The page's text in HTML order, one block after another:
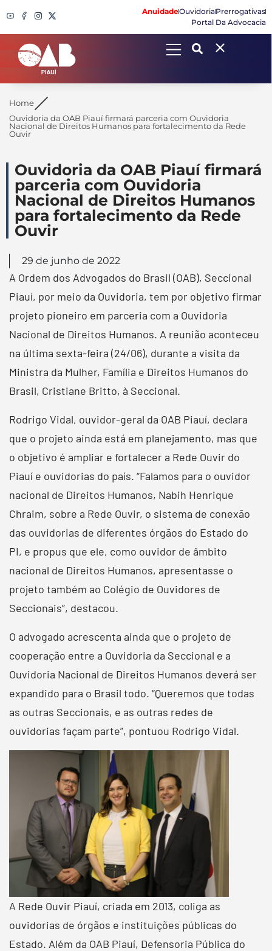
AnuidadeOuvidoriaPrerrogativas
Portal Da Advocacia
Search
Home
Ouvidoria da OAB Piauí firmará parceria com Ouvidoria
Nacional de Direitos Humanos para fortalecimento da Rede
Ouvir
Ouvidoria da OAB Piauí firmará
parceria com Ouvidoria
Nacional de Direitos Humanos
para fortalecimento da Rede
Ouvir
29 de junho de 2022
A Ordem dos Advogados do Brasil (OAB), Seccional
Piauí, por meio da Ouvidoria, tem por objetivo firmar
projeto pioneiro em parceria com a Ouvidoria
Nacional de Direitos Humanos. A reunião aconteceu
na última sexta-feira (24/06), durante a visita da
Ministra da Mulher, Família e Direitos Humanos do
Brasil, Cristiane Britto, à Seccional.
Rodrigo Vidal, ouvidor-geral da OAB Piauí, declara
que o projeto ainda está em planejamento, mas que
o objetivo é ampliar e fortalecer a Rede Ouvir do
Piauí e ouvidorias do país. “Falamos para o ouvidor
nacional de Direitos Humanos, Nabih Henrique
Chraim, sobre a Rede Ouvir, o sistema de conexão
das ouvidorias de diferentes órgãos do Estado do
PI, e propus que ele, como ouvidor de âmbito
nacional de Direitos Humanos, apresentasse o
projeto também ao Colégio de Ouvidores de
Seccionais”, destacou.
O advogado acrescenta ainda que o projeto de
cooperação entre a Ouvidoria da Seccional e a
Ouvidoria Nacional de Direitos Humanos deverá ser
expandido para o Brasil todo. “Queremos que todas
as outras Seccionais, e as outras redes de
ouvidorias façam parte”, pontuou Rodrigo Vidal.
A Rede Ouvir Piauí, criada em 2013, coliga as
ouvidorias de órgãos e instituições públicas do
Estado. Além da OAB Piauí, Defensoria Pública do